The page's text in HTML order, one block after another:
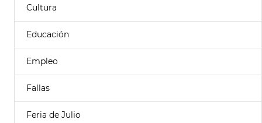
Cultura
Educación
Empleo
Fallas
Feria de Julio